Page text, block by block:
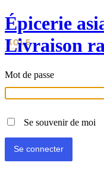
Épicerie
Livraison
Mot de passe
Se souvenir de moi